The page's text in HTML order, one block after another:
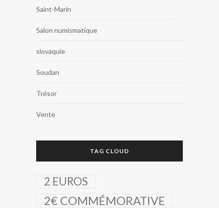
Saint-Marin
Salon numismatique
slovaquie
Soudan
Trésor
Vente
TAG CLOUD
2 EUROS
2€ COMMÉMORATIVE